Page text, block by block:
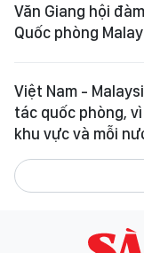
Văn Giang hội
Quốc phòng
Việt Nam -
tác quốc phòng,
khu vực và mỗi